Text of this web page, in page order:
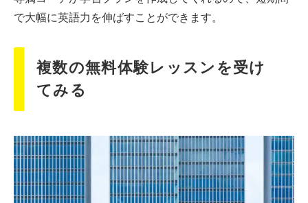
で大幅に英語力を伸ばすことができます。
複数の無料体験レッスンを受け
てみる